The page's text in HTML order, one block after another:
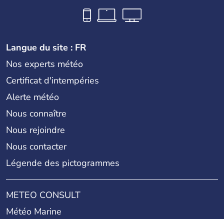
Langue du site : FR
Nos experts météo
Certificat d'intempéries
Alerte météo
Nous connaître
Nous rejoindre
Nous contacter
Légende des pictogrammes
METEO CONSULT
Météo Marine